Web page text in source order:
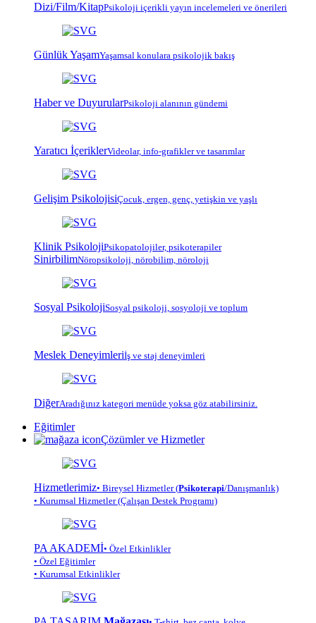
Dizi/Film/KitapPsikoloji içerikli yayın incelemeleri ve önerileri
Günlük YaşamYaşamsal konulara psikolojik bakış
Haber ve DuyurularPsikoloji alanının gündemi
Yaratıcı İçeriklerVideolar, info-grafikler ve tasarımlar
Gelişim PsikolojisiÇocuk, ergen, genç, yetişkin ve yaşlı
Klinik PsikolojiPsikopatolojiler, psikoterapiler
SinirbilimNöropsikoloji, nörobilim, nöroloji
Sosyal PsikolojiSosyal psikoloji, sosyoloji ve toplum
Meslek Deneyimleriİş ve staj deneyimleri
DiğerAradığınız kategori menüde yoksa göz atabilirsiniz.
Eğitimler
Çözümler ve Hizmetler
Hizmetlerimiz• Bireysel Hizmetler (Psikoterapi/Danışmanlık)
• Kurumsal Hizmetler (Çalışan Destek Programı)
PA AKADEMİ• Özel Etkinlikler
• Özel Eğitimler
• Kurumsal Etkinlikler